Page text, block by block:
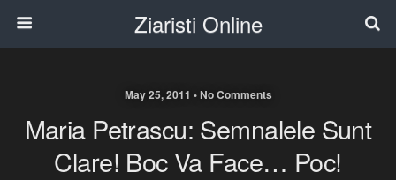
Ziaristi Online
May 25, 2011 • No Comments
Maria Petrascu: Semnalele Sunt
Clare! Boc Va Face… Poc!